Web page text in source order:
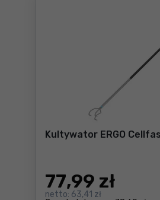
Kultywator ERGO
77,99 zł
netto: 63,41 zł